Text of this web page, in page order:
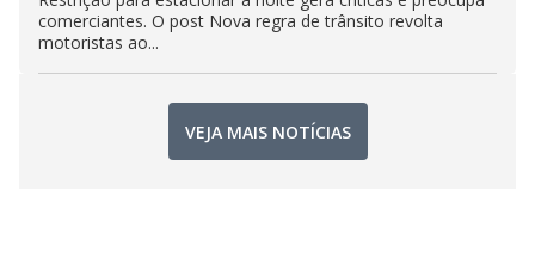
comerciantes. O post Nova regra de trânsito revolta
motoristas ao...
VEJA MAIS NOTÍCIAS